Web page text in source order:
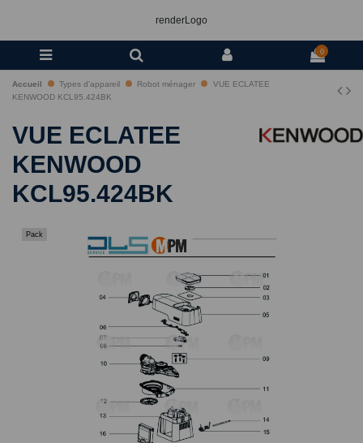
renderLogo
0
Accueil Types d'appareil Robot ménager
VUE ECLATEE
KENWOOD KCL95.424BK
VUE ECLATEE
KENWOOD
KCL95.424BK
Pack